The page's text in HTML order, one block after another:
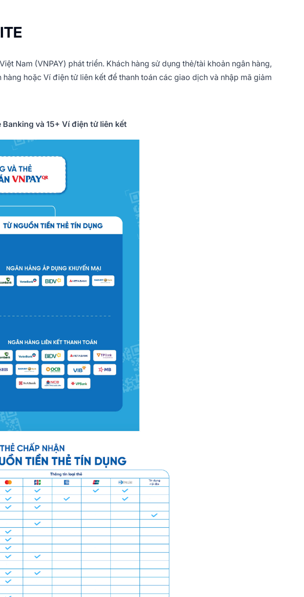
Nam (VNPAY) phát triển. Khách hàng sử dụng thẻ/tài khoản ngân hàng,
hoặc Ví điện tử liên kết để thanh toán các giao dịch và nhập mã giảm
và 15+ Ví điện tử liên kết